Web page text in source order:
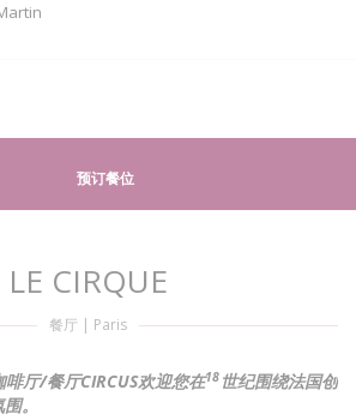
预订餐位
LE CIRQUE
餐厅 | Paris
厅/餐厅CIRCUS欢迎您在18 世纪围绕法国创
。